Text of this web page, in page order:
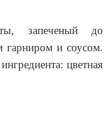
запеченый до
гарниром и соусом.
цветная